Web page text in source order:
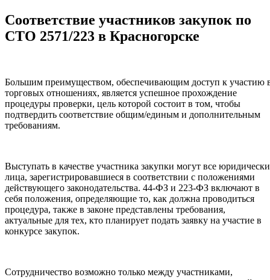
Соответствие участников закупок по
СТО 2571/223 в Красногорске
Большим преимуществом, обеспечивающим доступ к участию
торговых отношениях, является успешное прохождение
процедуры проверки, цель которой состоит в том, чтобы
подтвердить соответствие общим/единым и дополнительным
требованиям.
Выступать в качестве участника закупки могут все
лица, зарегистрировавшиеся в соответствии с положениями
действующего законодательства. 44-ФЗ и 223-ФЗ включают в
себя положения, определяющие то, как должна проводиться
процедура, также в законе представлены требования,
актуальные для тех, кто планирует подать заявку на участие в
конкурсе закупок.
Сотрудничество возможно только между участниками,